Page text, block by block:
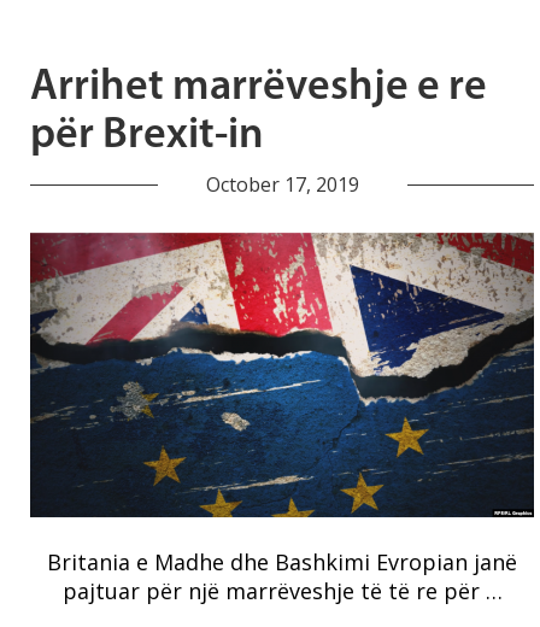
Arrihet marrëveshje e re
për Brexit-in
October 17, 2019
Britania e Madhe dhe Bashkimi Evropian janë
pajtuar për një marrëveshje të të re për …